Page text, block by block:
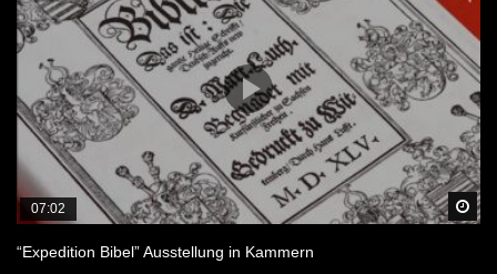
07:02
“Expedition Bibel” Ausstellung in Kammern